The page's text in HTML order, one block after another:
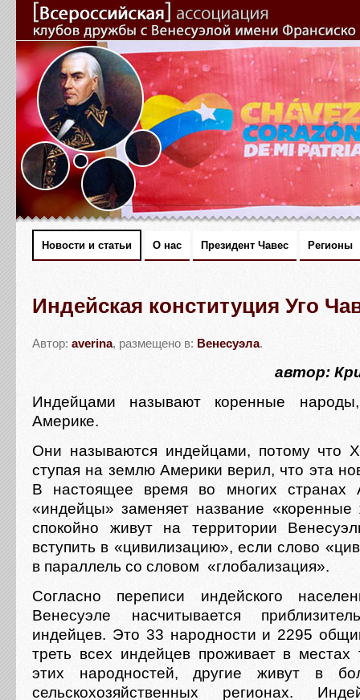
Новости и статьи О нас Президент Чавес Регионы
Индейская конституция Уго
Автор: averina, размещено в: Венесуэла.
автор:
Индейцами называют коренные
Америке.
Они называются индейцами, потому что
ступая на землю Америки верил, что эта
В настоящее время во многих странах
«индейцы» заменяет название
спокойно живут на территории
вступить в «цивилизацию», если слово
в параллель со словом «глобализация».
Согласно переписи индейского
Венесуэле насчитывается
индейцев. Это 33 народности и 2295
треть всех индейцев проживает в местах
этих народностей, другие живут в
сельскохозяйственных регионах.